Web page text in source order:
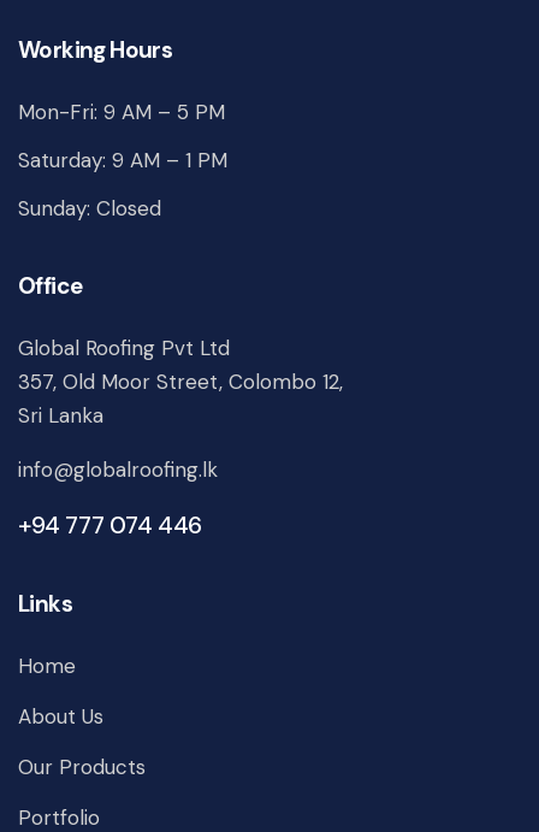
Working Hours
Mon-Fri: 9 AM – 5 PM
Saturday: 9 AM – 1 PM
Sunday: Closed
Office
Global Roofing Pvt Ltd
357, Old Moor Street, Colombo 12,
Sri Lanka
info@globalroofing.lk
+94 777 074 446
Links
Home
About Us
Our Products
Portfolio